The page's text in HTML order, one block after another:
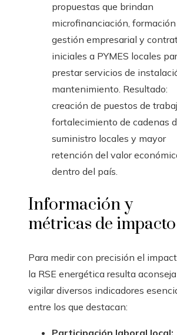
propuestas que brindan
microfinanciación,
gestión empresarial y
iniciales a PYMES locales
prestar servicios de
mantenimiento. Resultado:
creación de puestos de
fortalecimiento de cadenas
suministro locales y mayor
retención del valor
dentro del país.
Información y
métricas de impacto
Para medir con precisión el
la RSE energética resulta
vigilar diversos indicadores
entre los que destacan: